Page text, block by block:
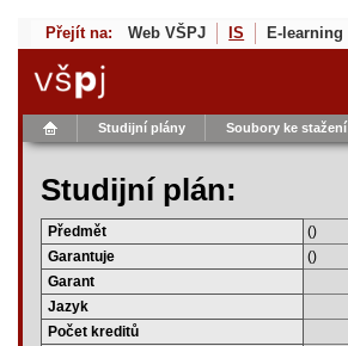
Přejít na: Web VŠPJ IS E-learning
Studijní plány Soubory ke stažení
Studijní plán:
Předmět
()
Garantuje
()
Garant
Jazyk
Počet kreditů